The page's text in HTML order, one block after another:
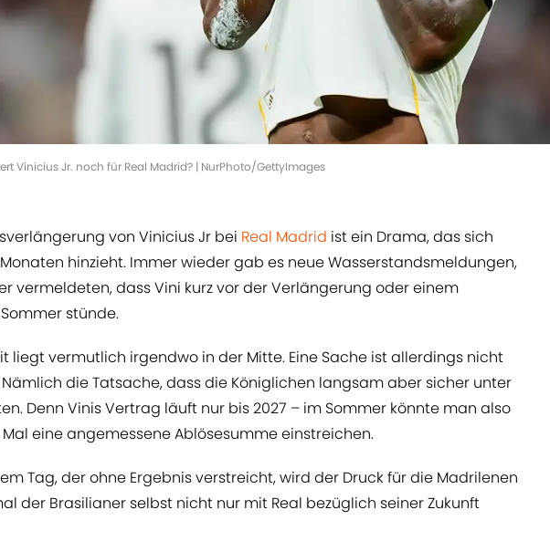
Vinicius Jr. noch für Real Madrid? | NurPhoto/GettyImages
von Vinicius Jr bei Real Madrid ist ein Drama, das sich
hinzieht. Immer wieder gab es neue Wasserstandsmeldungen,
vermeldeten, dass Vini kurz vor der Verlängerung oder einem
stünde.
liegt vermutlich irgendwo in der Mitte. Eine Sache ist allerdings nicht
die Tatsache, dass die Königlichen langsam aber sicher unter
Denn Vinis Vertrag läuft nur bis 2027 – im Sommer könnte man also
eine angemessene Ablösesumme einstreichen.
Tag, der ohne Ergebnis verstreicht, wird der Druck für die Madrilenen
der Brasilianer selbst nicht nur mit Real bezüglich seiner Zukunft